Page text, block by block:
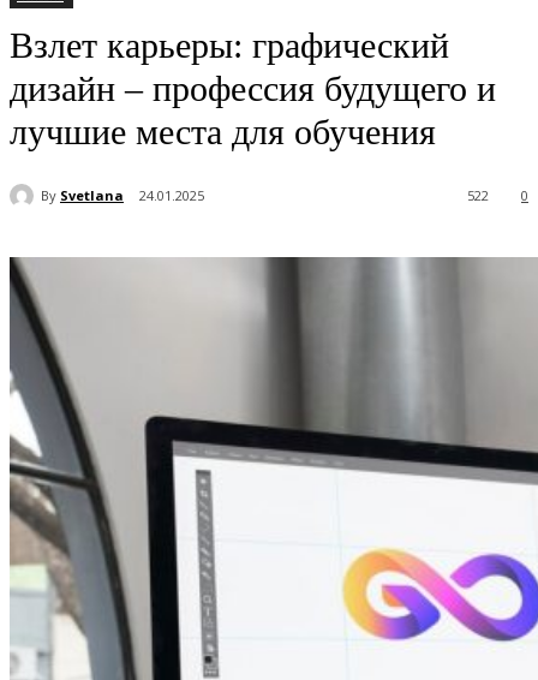
Взлет карьеры: графический
дизайн – профессия будущего и
лучшие места для обучения
By Svetlana 24.01.2025 0
522